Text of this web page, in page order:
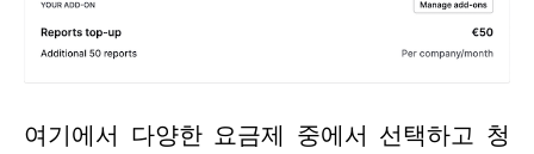
여기에서 다양한 요금제 중에서 선택하고 청